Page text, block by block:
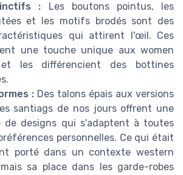
: Les boutons pointus, les
et les motifs brodés sont des
qui attirent l'œil. Ces
une touche unique aux women
et les différencient des bottines
: Des talons épais aux versions
santiags de nos jours offrent une
de designs qui s'adaptent à toutes
personnelles. Ce qui était
porté dans un contexte western
sa place dans les garde-robes